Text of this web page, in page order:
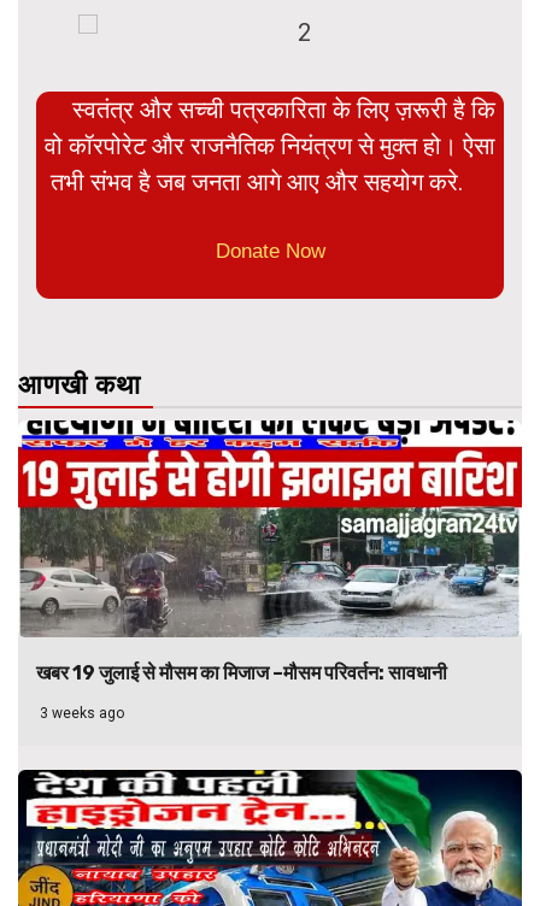
स्वतंत्र और सच्ची पत्रकारिता के लिए ज़रूरी है कि
वो कॉरपोरेट और राजनैतिक नियंत्रण से मुक्त हो। ऐसा
तभी संभव है जब जनता आगे आए और सहयोग करे.
Donate Now
आणखी कथा
खबर 19 जुलाई से मौसम का मिजाज –मौसम परिवर्तन: सावधानी
3 weeks ago